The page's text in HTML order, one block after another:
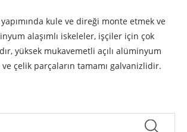
kule ve direği monte etmek ve
alaşımlı iskeleler, işçiler için çok
yüksek mukavemetli açılı alüminyum
ve çelik parçaların tamamı galvanizlidir.